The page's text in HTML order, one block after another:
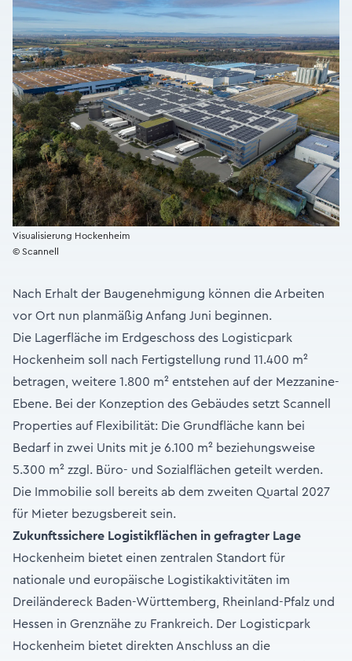
Visualisierung Hockenheim
© Scannell
Nach Erhalt der Baugenehmigung können die Arbeiten
vor Ort nun planmäßig Anfang Juni beginnen.
Die Lagerfläche im Erdgeschoss des Logisticpark
Hockenheim soll nach Fertigstellung rund 11.400 m²
betragen, weitere 1.800 m² entstehen auf der Mezzanine-
Ebene. Bei der Konzeption des Gebäudes setzt Scannell
Properties auf Flexibilität: Die Grundfläche kann bei
Bedarf in zwei Units mit je 6.100 m² beziehungsweise
5.300 m² zzgl. Büro- und Sozialflächen geteilt werden.
Die Immobilie soll bereits ab dem zweiten Quartal 2027
für Mieter bezugsbereit sein.
Zukunftssichere Logistikflächen in gefragter Lage
Hockenheim bietet einen zentralen Standort für
nationale und europäische Logistikaktivitäten im
Dreiländereck Baden-Württemberg, Rheinland-Pfalz und
Hessen in Grenznähe zu Frankreich. Der Logisticpark
Hockenheim bietet direkten Anschluss an die